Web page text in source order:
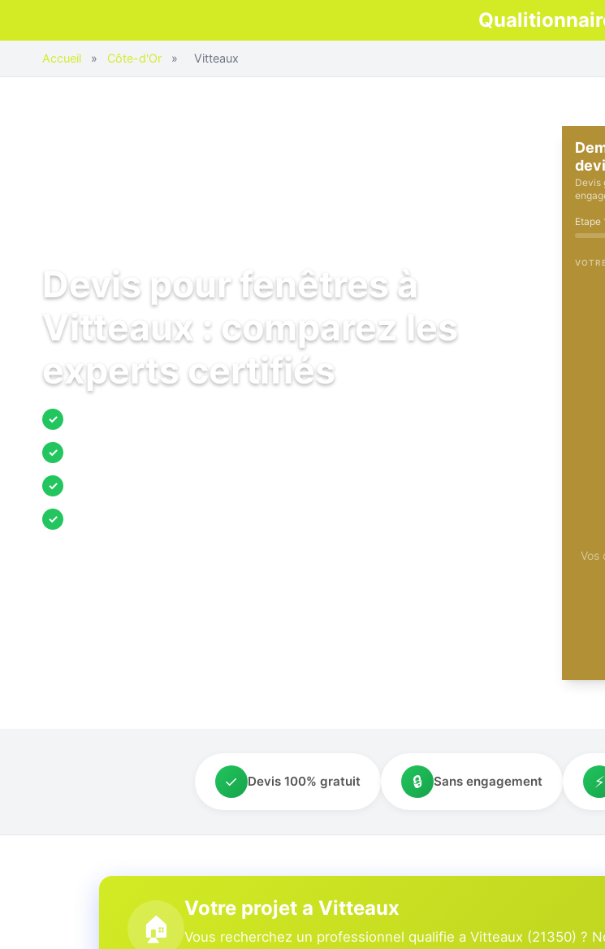
Accueil » Côte-d'Or » Vitteaux
Devis pour fenêtres à
Vitteaux : comparez les
experts certifiés
✓
✓
✓
✓
Devis
Etape
Vos
✓ Devis 100% gratuit 🔒 Sans engagement ⚡
🏠
Votre projet a Vitteaux
Vous recherchez un professionnel qualifie a Vitteaux (21350) ?